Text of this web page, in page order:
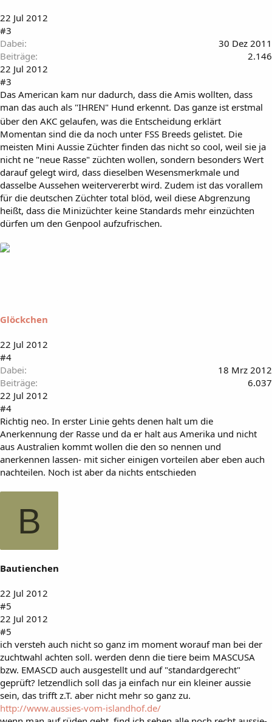
22 Jul 2012
#3
Dabei
30 Dez 2011
Beiträge
2.146
22 Jul 2012
#3
Das American kam nur dadurch, dass die Amis wollten, dass
man das auch als "IHREN" Hund erkennt. Das ganze ist erstmal
über den AKC gelaufen, was die Entscheidung erklärt
Momentan sind die da noch unter FSS Breeds gelistet. Die
meisten Mini Aussie Züchter finden das nicht so cool, weil sie ja
nicht ne "neue Rasse" züchten wollen, sondern besonders Wert
darauf gelegt wird, dass dieselben Wesensmerkmale und
dasselbe Aussehen weitervererbt wird. Zudem ist das vorallem
für die deutschen Züchter total blöd, weil diese Abgrenzung
heißt, dass die Minizüchter keine Standards mehr einzüchten
dürfen um den Genpool aufzufrischen.
Glöckchen
22 Jul 2012
#4
Dabei
18 Mrz 2012
Beiträge
6.037
22 Jul 2012
#4
Richtig neo. In erster Linie gehts denen halt um die
Anerkennung der Rasse und da er halt aus Amerika und nicht
aus Australien kommt wollen die den so nennen und
anerkennen lassen- mit sicher einigen vorteilen aber eben auch
nachteilen. Noch ist aber da nichts entschieden
B
Bautienchen
22 Jul 2012
#5
22 Jul 2012
#5
ich versteh auch nicht so ganz im moment worauf man bei der
zuchtwahl achten soll. werden denn die tiere beim MASCUSA
bzw. EMASCD auch ausgestellt und auf "standardgerecht"
geprüft? letzendlich soll das ja einfach nur ein kleiner aussie
sein, das trifft z.T. aber nicht mehr so ganz zu.
http://www.aussies-vom-islandhof.de/